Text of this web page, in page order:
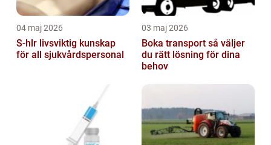
04 maj 2026
S-hlr livsviktig kunskap
för all sjukvårdspersonal
03 maj 2026
Boka transport så väljer
du rätt lösning för dina
behov